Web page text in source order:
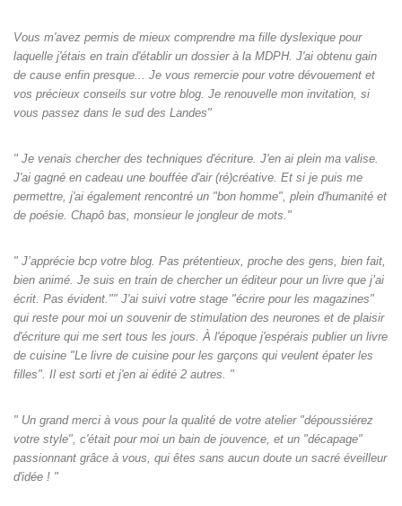
Vous m'avez permis de mieux comprendre ma fille dyslexique pour
laquelle j'étais en train d'établir un dossier à la MDPH. J'ai obtenu gain
de cause enfin presque... Je vous remercie pour votre dévouement et
vos précieux conseils sur votre blog. Je renouvelle mon invitation, si
vous passez dans le sud des Landes"
" Je venais chercher des techniques d'écriture. J'en ai plein ma valise.
J'ai gagné en cadeau une bouffée d'air (ré)créative. Et si je puis me
permettre, j'ai également rencontré un "bon homme", plein d'humanité et
de poésie. Chapô bas, monsieur le jongleur de mots."
" J’apprécie bcp votre blog. Pas prétentieux, proche des gens, bien fait,
bien animé. Je suis en train de chercher un éditeur pour un livre que j’ai
écrit. Pas évident."" J'ai suivi votre stage "écrire pour les magazines"
qui reste pour moi un souvenir de stimulation des neurones et de plaisir
d'écriture qui me sert tous les jours. À l'époque j'espérais publier un livre
de cuisine "Le livre de cuisine pour les garçons qui veulent épater les
filles". Il est sorti et j'en ai édité 2 autres. "
" Un grand merci à vous pour la qualité de votre atelier "dépoussiérez
votre style", c'était pour moi un bain de jouvence, et un "décapage"
passionnant grâce à vous, qui êtes sans aucun doute un sacré éveilleur
d'idée ! "